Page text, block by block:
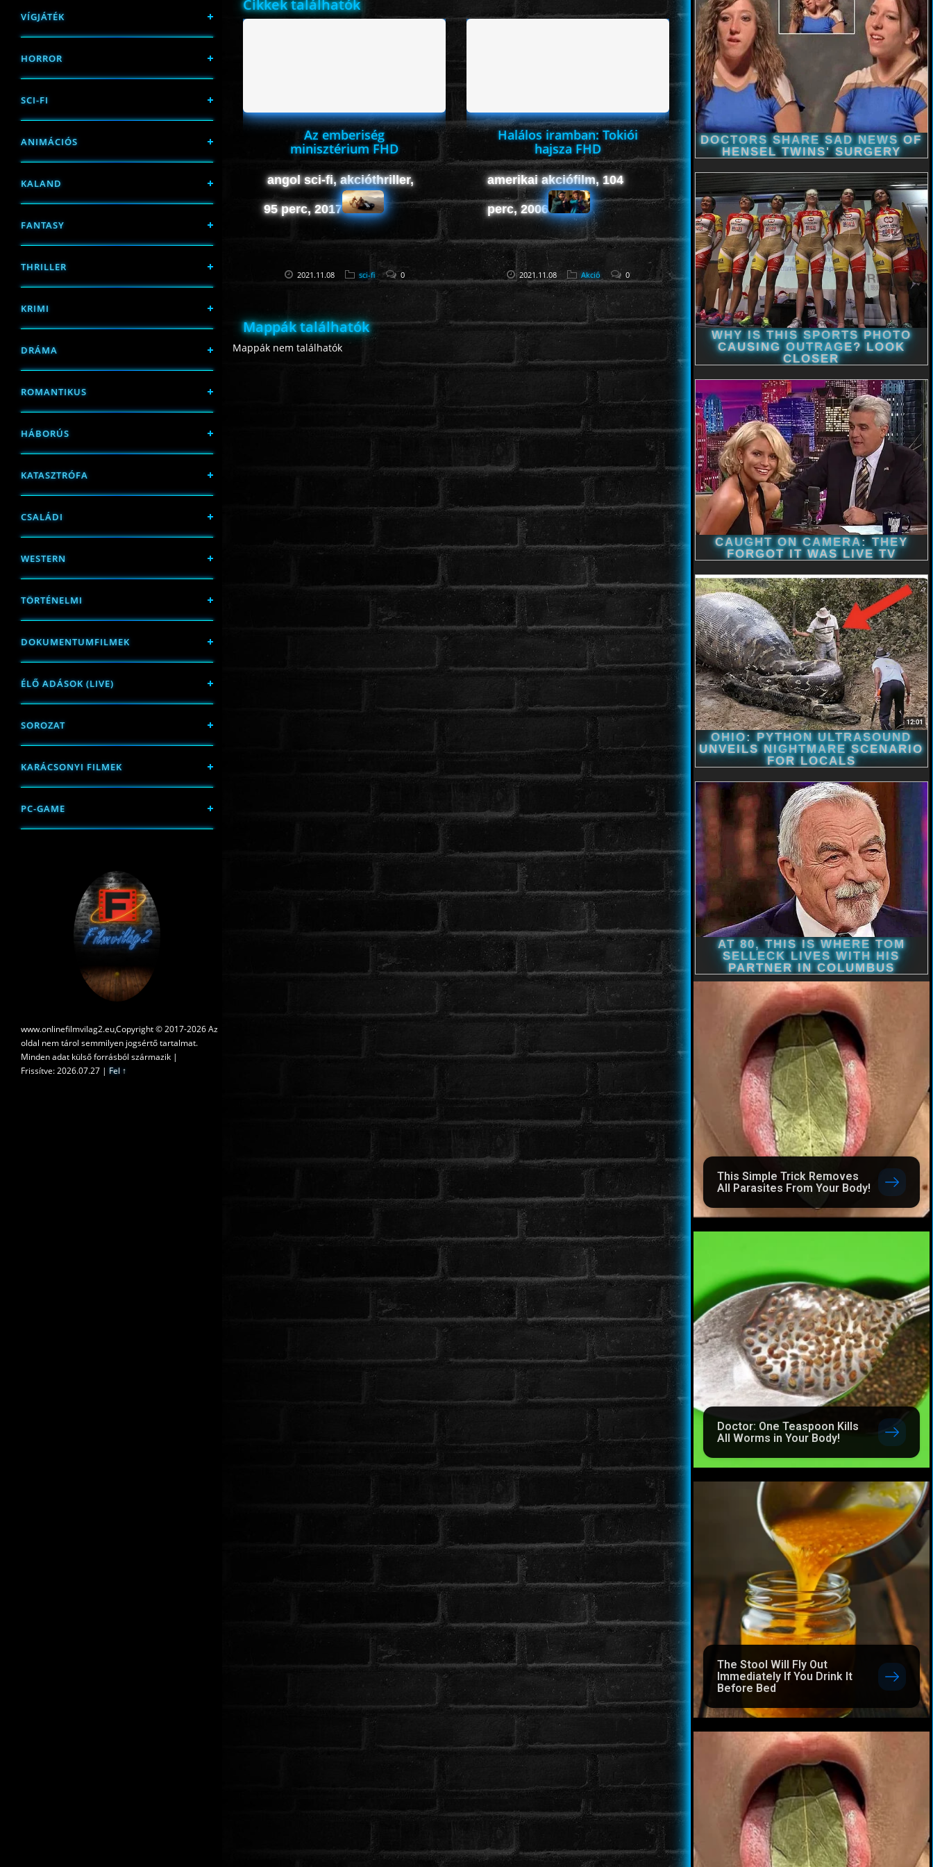
VÍGJÁTÉK
HORROR
SCI-FI
ANIMÁCIÓS
KALAND
FANTASY
THRILLER
KRIMI
DRÁMA
ROMANTIKUS
HÁBORÚS
KATASZTRÓFA
CSALÁDI
WESTERN
TÖRTÉNELMI
DOKUMENTUMFILMEK
ÉLŐ ADÁSOK (LIVE)
SOROZAT
KARÁCSONYI FILMEK
PC-GAME
www.onlinefilmvilag2.eu,Copyright © 2017-2026 Az
oldal nem tárol semmilyen jogsértő tartalmat.
Minden adat külső forrásból származik |
Frissítve: 2026.07.27 | Fel ↑
Cikkek találhatók
Az emberiség
minisztérium FHD
angol sci-fi, akcióthriller,
95 perc, 2017
2021.11.08 sci-fi 0
Halálos iramban: Tokiói
hajsza FHD
amerikai akciófilm, 104
perc, 2006
2021.11.08 Akció 0
Mappák találhatók
Mappák nem találhatók
This Simple Trick Removes
All Parasites From Your Body!
Doctor: One Teaspoon Kills
All Worms in Your Body!
The Stool Will Fly Out
Immediately If You Drink It
Before Bed